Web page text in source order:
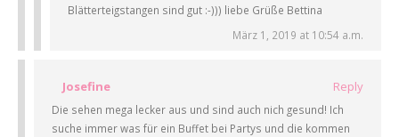
Blätterteigstangen sind gut :-))) liebe Grüße Bettina
März 1, 2019 at 10:54 a.m.
Josefine Reply
Die sehen mega lecker aus und sind auch nich gesund! Ich
suche immer was für ein Buffet bei Partys und die kommen